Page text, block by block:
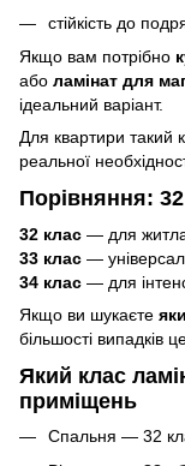
стійкість до
Якщо вам потрібно
або ламінат для
ідеальний варіант.
Для квартири такий
реальної
Порівняння:
32 клас — для
33 клас —
34 клас — для
Якщо ви шукаєте
більшості випадків
Який клас
приміщень
Спальня — 32